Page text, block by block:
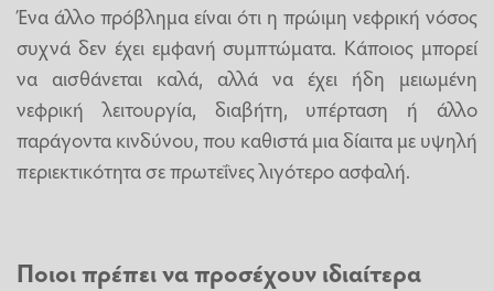
Ένα άλλο πρόβλημα είναι ότι η πρώιμη νεφρική νόσος
συχνά δεν έχει εμφανή συμπτώματα. Κάποιος μπορεί
να αισθάνεται καλά, αλλά να έχει ήδη μειωμένη
νεφρική λειτουργία, διαβήτη, υπέρταση ή άλλο
παράγοντα κινδύνου, που καθιστά μια δίαιτα με υψηλή
περιεκτικότητα σε πρωτεΐνες λιγότερο ασφαλή.
Ποιοι πρέπει να προσέχουν ιδιαίτερα